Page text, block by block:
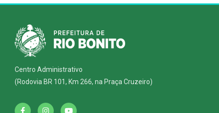
Centro Administrativo
(Rodovia BR 101, Km 266, na Praça Cruzeiro)